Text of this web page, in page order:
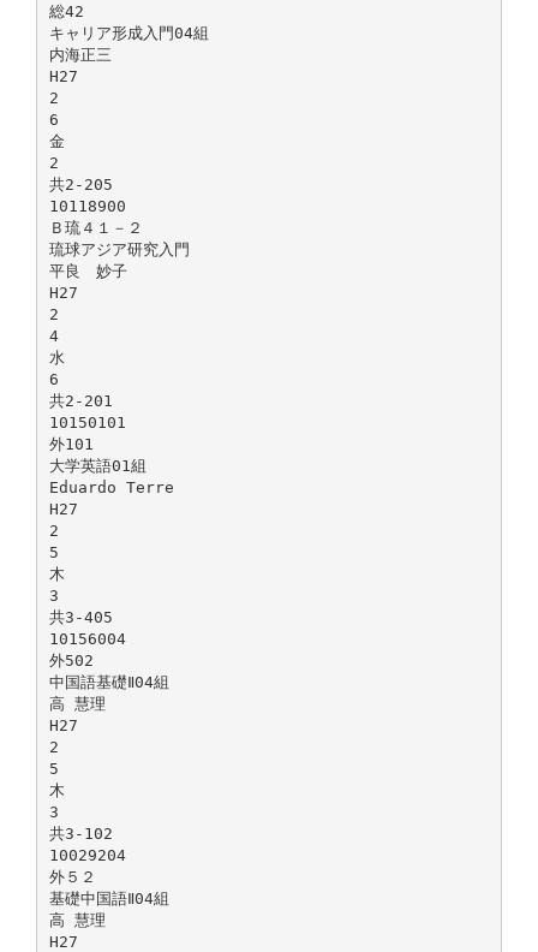
総42
キャリア形成入門04組
内海正三
H27
2
6
金
2
共2-205
10118900
Ｂ琉４１－２
琉球アジア研究入門
平良 妙子
H27
2
4
水
6
共2-201
10150101
外101
大学英語01組
Eduardo Terre
H27
2
5
木
3
共3-405
10156004
外502
中国語基礎Ⅱ04組
高 慧理
H27
2
5
木
3
共3-102
10029204
外５２
基礎中国語Ⅱ04組
高 慧理
H27